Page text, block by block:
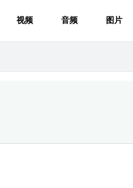
视频 音频 图片